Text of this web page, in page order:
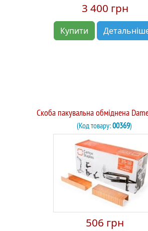
3 400 грн
Купити
Скоба пакувальна обміднена
(Код товару:00369)
506 грн